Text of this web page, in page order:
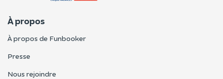
À propos
À propos de Funbooker
Presse
Nous rejoindre